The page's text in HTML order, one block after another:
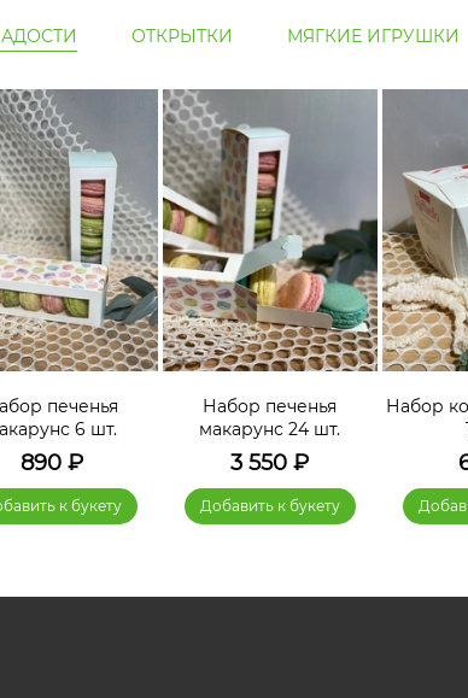
ОТКРЫТКИ МЯГКИЕ ИГРУШКИ
печенья
6 шт.
890₽
к букету
Набор печенья
макарунс 24 шт.
3 550 ₽
Добавить к букету
Набор